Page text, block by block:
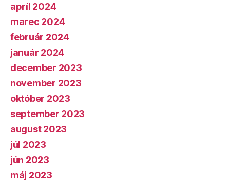
apríl 2024
marec 2024
február 2024
január 2024
december 2023
november 2023
október 2023
september 2023
august 2023
júl 2023
jún 2023
máj 2023